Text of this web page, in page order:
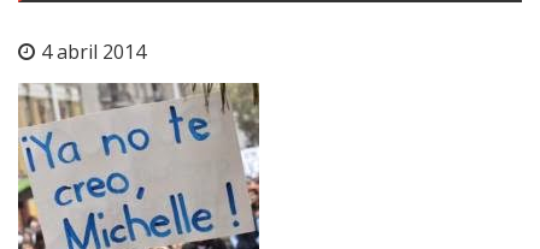
4 abril 2014